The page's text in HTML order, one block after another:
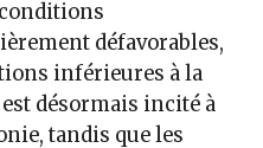
défavorables,
inférieures à la
désormais incité à
tandis que les